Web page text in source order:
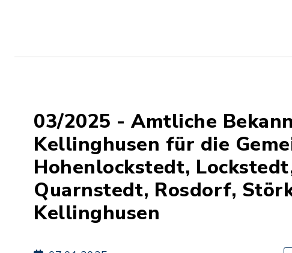
03/2025 - Amtliche
Kellinghusen für die
Hohenlockstedt,
Quarnstedt, Rosdorf,
Kellinghusen